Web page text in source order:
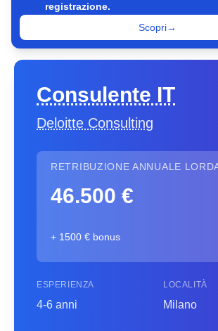
registrazione.
Scopri→
Consulente IT
Deloitte Consulting
RETRIBUZIONE ANNUALE
46.500 €
+ 1500 € bonus
ESPERIENZA
4-6 anni
LOCALITÀ
Milano